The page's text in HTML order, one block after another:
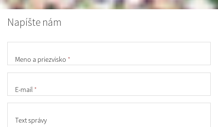
Napíšte nám
Meno a priezvisko *
E-mail *
Text správy